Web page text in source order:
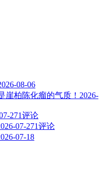
08-06
崖柏陈化瘤的气质！ 2026-
271评论
07-271评论
07-18